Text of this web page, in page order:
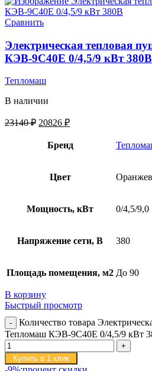
Сравнить
Электрическая тепловая
КЭВ-9С40Е 0/4,5/9 кВт 380В
Тепломаш
В наличии
23140₽ 20826 ₽
Бренд
Цвет
Мощность, кВт 0/4,5/9,0
Напряжение сети, В 380
Площадь помещения, м2 До 90
В корзину
Быстрый просмотр
Количество товара
Тепломаш КЭВ-9С40Е 0/4,5/9 кВт
Купить в 1 клик